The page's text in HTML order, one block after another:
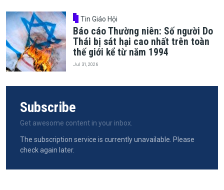
Tin Giáo Hội
Báo cáo Thường niên: Số người Do
Thái bị sát hại cao nhất trên toàn
thế giới kể từ năm 1994
Jul 31, 2026
Subscribe
Get awesome content in your inbox.
The subscription service is currently unavailable. Please
check again later.